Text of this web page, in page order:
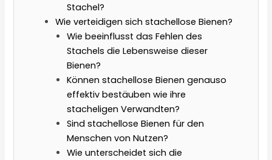
Stachel?
Wie verteidigen sich stachellose Bienen?
Wie beeinflusst das Fehlen des
Stachels die Lebensweise dieser
Bienen?
Können stachellose Bienen genauso
effektiv bestäuben wie ihre
stacheligen Verwandten?
Sind stachellose Bienen für den
Menschen von Nutzen?
Wie unterscheidet sich die